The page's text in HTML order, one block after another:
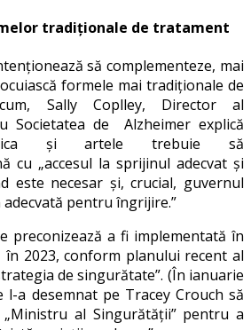
tradiționale de tratament
să complementeze, mai
formele mai tradiționale de
Sally Coplley, Director al
Societatea de Alzheimer explică
și artele trebuie să
cu „accesul la sprijinul adecvat și
este necesar și, crucial, guvernul
pentru îngrijire.”
preconizează a fi implementată în
2023, conform planului recent al
de singurătate”. (În ianuarie
l-a desemnat pe Tracey Crouch să
al Singurătății” pentru a